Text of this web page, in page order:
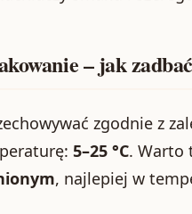
– jak
zgodnie z
5–25 °C. Warto
, najlepiej w